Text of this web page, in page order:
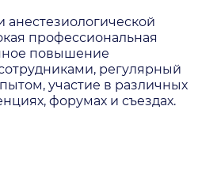
анестезиологической
профессиональная
повышение
регулярный
участие в различных
форумах и съездах.